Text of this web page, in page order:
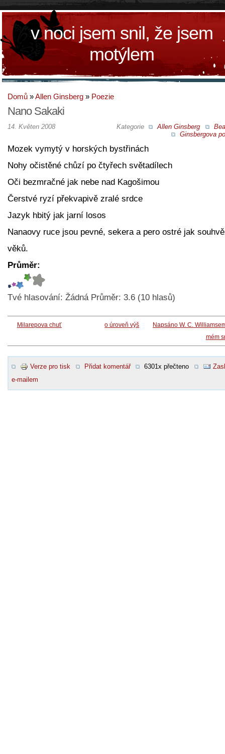
v noci jsem snil, že jsem
motýlem
Domů »Allen Ginsberg » Poezie
Nano Sakaki
Kategorie Allen Ginsberg
Ginsbergova
14. Květen 2008
Mozek vymytý v horských bystřinách
Nohy očistěné chůzí po čtyřech světadílech
Oči bezmračné jak nebe nad Kagošimou
Čerstvé ryzí překvapivě zralé srdce
Jazyk hbitý jak jarní losos
Nanaovy ruce jsou pevné, sekera a pero ostré jak
věků.
Průměr:
Tvé hlasování: Žádná Průměr: 3.6 (10 hlasů)
Milarepova chuť o úroveň výš
Napsáno W. C.
mém
Verze pro tisk Přidat komentář 6301x přečteno
e-mailem